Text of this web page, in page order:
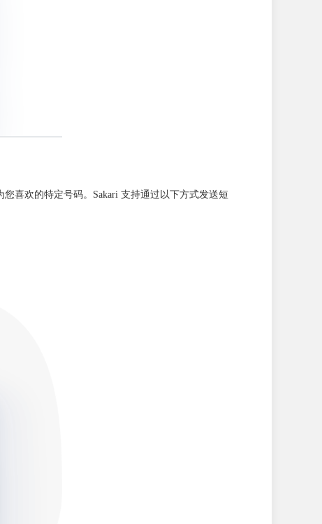
喜欢的特定号码。Sakari 支持通过以下方式发送短